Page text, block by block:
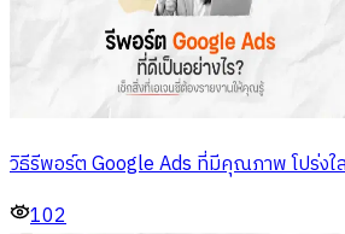
วิธีรีพอร์ต Google Ads ที่มีคุณภาพ โปร่งใ
102